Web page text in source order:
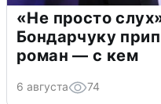
«Не просто
Бондарчуку
роман — с кем
6 августа 74